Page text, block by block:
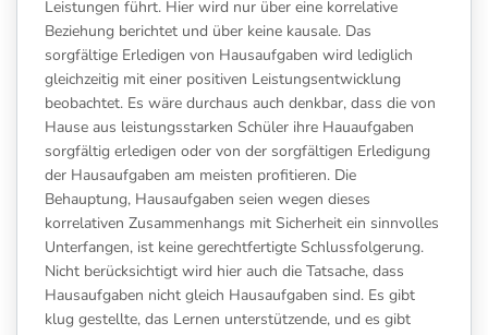
Leistungen führt. Hier wird nur über eine korrelative
Beziehung berichtet und über keine kausale. Das
sorgfältige Erledigen von Hausaufgaben wird lediglich
gleichzeitig mit einer positiven Leistungsentwicklung
beobachtet. Es wäre durchaus auch denkbar, dass die von
Hause aus leistungsstarken Schüler ihre Hauaufgaben
sorgfältig erledigen oder von der sorgfältigen Erledigung
der Hausaufgaben am meisten profitieren. Die
Behauptung, Hausaufgaben seien wegen dieses
korrelativen Zusammenhangs mit Sicherheit ein sinnvolles
Unterfangen, ist keine gerechtfertigte Schlussfolgerung.
Nicht berücksichtigt wird hier auch die Tatsache, dass
Hausaufgaben nicht gleich Hausaufgaben sind. Es gibt
klug gestellte, das Lernen unterstützende, und es gibt